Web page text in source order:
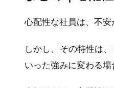
心配性な社員は、不
しかし、その特性は
いった強みに変わる場